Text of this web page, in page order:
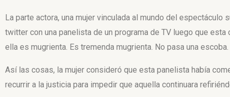
La parte actora, una mujer vinculada al mundo del
twitter con una panelista de un programa de TV luego que
ella es mugrienta. Es tremenda mugrienta. No pasa una
Así las cosas, la mujer consideró que esta panelista había
recurrir a la justicia para impedir que aquella continuara